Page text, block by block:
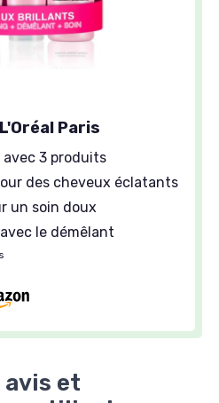
Paris
avec 3 produits
des cheveux éclatants
un soin doux
avec le démêlant
avis et